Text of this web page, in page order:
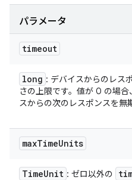
パラメータ
timeout
long : デバイスからのレス
さの上限です。値が 0 の場
スからの次のレスポンスを無
maxTimeUnits
TimeUnit : ゼロ以外の